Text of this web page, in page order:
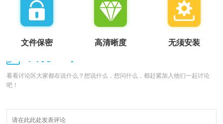
文件保密 高清晰度 无须安装
看看讨论区大家都在说什么？想说什么，想问什么，都赶紧加入他们一起讨论
吧！